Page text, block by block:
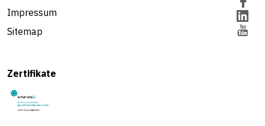
Impressum
Sitemap
Zertifikate